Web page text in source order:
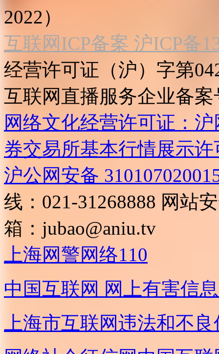
2022）
互联网ICP备案 沪ICP备
经营许可证（沪）字第
互联网直播服务企业备案
网络文化经营许可证：
券交易所基本行情展示许
沪公网安备
线：021-31268888 网站
箱： jubao@aniu.tv
上海网警网络110
中国互联网 网上有害信
上海市互联网违法和不